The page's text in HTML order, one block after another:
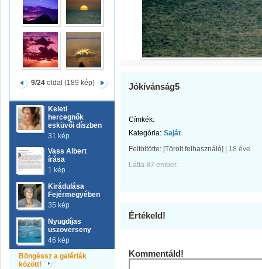
9/24oldal (189 kép)
Keleti
hercegnők
esküvői díszben
31 kép
Vass Albert
írása
1 kép
Kirádulása
Fejérmegyében
35 kép
Nyugdíjas
uszoverseny
46 kép
Böngéssz a galériák
között!
Jókívánság5
Címkék:
Kategória: Saját
Feltöltötte: [Törölt felhasználó]
18 éve
Látta 87 ember.
Értékeld!
Kommentáld!